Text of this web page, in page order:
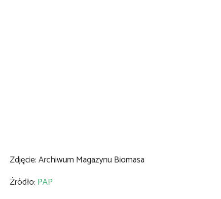
Zdjęcie: Archiwum Magazynu Biomasa
Źródło: PAP